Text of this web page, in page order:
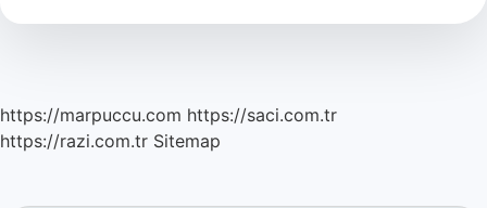
Olarak
https://marpuccu.com https://saci.com.tr
https://razi.com.tr Sitemap